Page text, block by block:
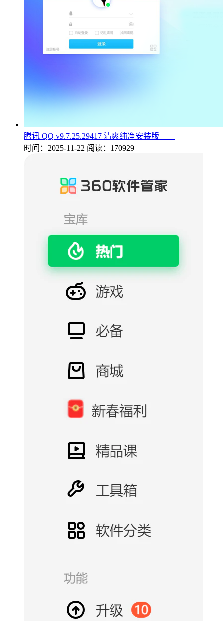
腾讯 QQ v9.7.25.29417 清爽纯净安装版——
时间：2025-11-22 阅读：170929